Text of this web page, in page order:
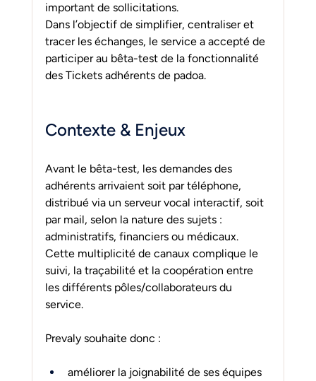
important de sollicitations.
Dans l’objectif de simplifier, centraliser et
tracer les échanges, le service a accepté de
participer au bêta-test de la fonctionnalité
des Tickets adhérents de padoa.
Contexte & Enjeux
Avant le bêta-test, les demandes des
adhérents arrivaient soit par téléphone,
distribué via un serveur vocal interactif, soit
par mail, selon la nature des sujets :
administratifs, financiers ou médicaux.
Cette multiplicité de canaux complique le
suivi, la traçabilité et la coopération entre
les différents pôles/collaborateurs du
service.
Prevaly souhaite donc :
améliorer la joignabilité de ses équipes